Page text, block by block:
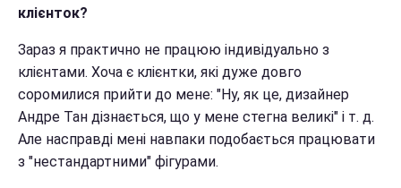
клієнток?
Зараз я практично не працюю індивідуально з
клієнтами. Хоча є клієнтки, які дуже довго
соромилися прийти до мене: "Ну, як це, дизайнер
Андре Тан дізнається, що у мене стегна великі" і т. д.
Але насправді мені навпаки подобається працювати
з "нестандартними" фігурами.